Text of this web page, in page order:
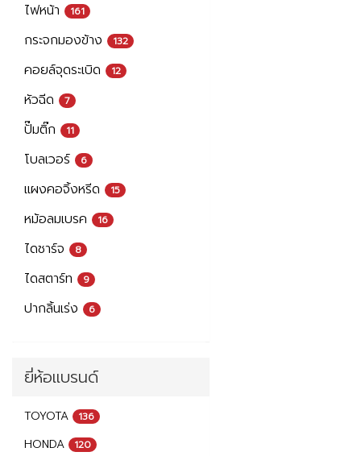
ไฟหน้า
161
กระจกมองข้าง 132
คอยล์จุดระเบิด 12
หัวฉีด 7
ปั๊มติ๊ก 11
โบลเวอร์ 6
แผงคอจิ้งหรีด 15
หม้อลมเบรค 16
ไดชาร์จ 8
ไดสตาร์ท 9
ปากลิ้นเร่ง 6
ยี่ห้อแบรนด์
TOYOTA 136
HONDA 120